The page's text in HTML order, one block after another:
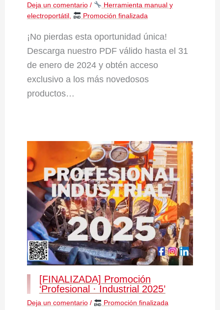
Deja un comentario /
Herramienta manual y
electroportátil, Promoción finalizada
¡No pierdas esta oportunidad única!
Descarga nuestro PDF válido hasta el 31
de enero de 2024 y obtén acceso
exclusivo a los más novedosos
productos…
[FINALIZADA] Promoción
‘Profesional · Industrial 2025’
Deja un comentario / Promoción finalizada